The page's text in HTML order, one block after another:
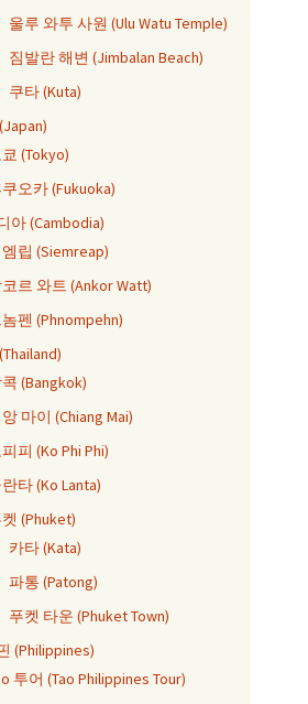
울루 와투 사원 (Ulu Watu Temple)
짐발란 해변 (Jimbalan Beach)
쿠타 (Kuta)
(Tokyo)
오카 (Fukuoka)
아 (Cambodia)
립 (Siemreap)
르 와트 (Ankor Watt)
펜 (Phnompehn)
(Bangkok)
마이 (Chiang Mai)
피 (Ko Phi Phi)
타 (Ko Lanta)
(Phuket)
카타 (Kata)
파통 (Patong)
푸켓 타운 (Phuket Town)
(Philippines)
투어 (Tao Philippines Tour)